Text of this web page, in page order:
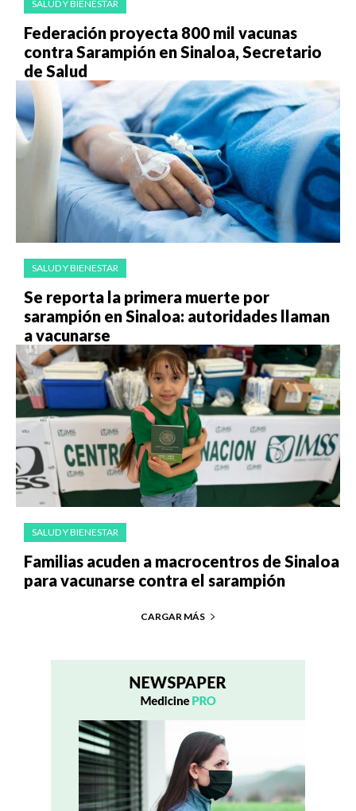
SALUD Y BIENESTAR
Federación proyecta 800 mil vacunas
contra Sarampión en Sinaloa, Secretario
de Salud
SALUD Y BIENESTAR
Se reporta la primera muerte por
sarampión en Sinaloa: autoridades llaman
a vacunarse
SALUD Y BIENESTAR
Familias acuden a macrocentros de Sinaloa
para vacunarse contra el sarampión
CARGAR MÁS